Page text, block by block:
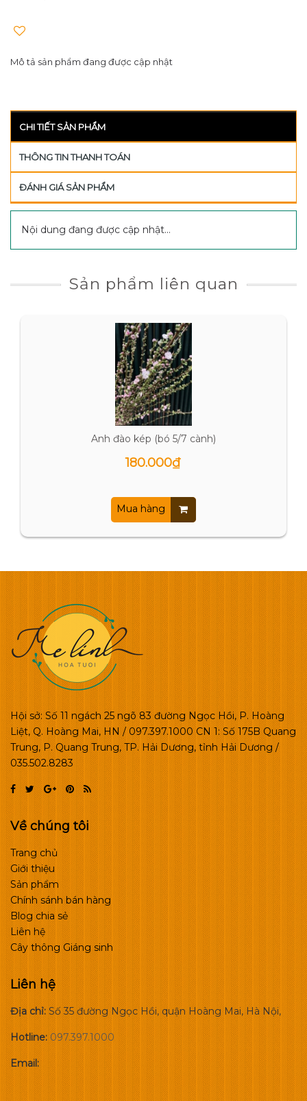
Mô tả sản phẩm đang được cập nhật
CHI TIẾT SẢN PHẨM
THÔNG TIN THANH TOÁN
ĐÁNH GIÁ SẢN PHẨM
Nội dung đang được cập nhật...
Sản phẩm liên quan
Anh đào kép (bó 5/7 cành)
180.000₫
Mua hàng
Hội sở: Số 11 ngách 25 ngõ 83 đường Ngọc Hồi, P. Hoàng
Liệt, Q. Hoàng Mai, HN / 097.397.1000 CN 1: Số 175B Quang
Trung, P. Quang Trung, TP. Hải Dương, tỉnh Hải Dương /
035.502.8283
Về chúng tôi
Trang chủ
Giới thiệu
Sản phẩm
Chính sánh bán hàng
Blog chia sẻ
Liên hệ
Cây thông Giáng sinh
Liên hệ
Địa chỉ: Số 35 đường Ngọc Hồi, quận Hoàng Mai, Hà Nội,
Hotline:097.397.1000
Email: